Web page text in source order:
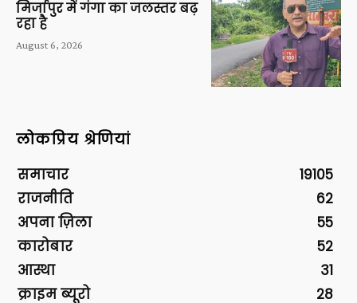
मिर्जापुर में गंगा का जलस्तर बढ़
रहा है
August 6, 2026
लोकप्रिय श्रेणियां
समाचार
19105
राजनीति
62
अपना ज़िला
55
कारोबार
52
आस्था
31
क्राइम ब्यूरो
28